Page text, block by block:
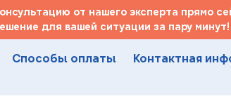
от нашего эксперта прямо
для вашей ситуации за пару минут!
Способы оплаты Контактная